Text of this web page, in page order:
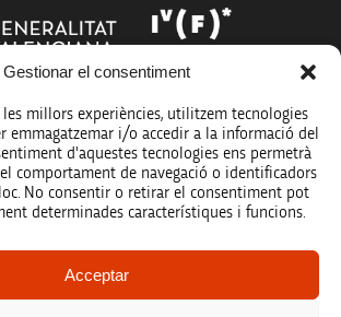
Gestionar el consentiment
millors experiències, utilitzem tecnologies
emmagatzemar i/o accedir a la informació del
d'aquestes tecnologies ens permetrà
comportament de navegació o identificadors
No consentir o retirar el consentiment pot
determinades característiques i funcions.
Acceptar